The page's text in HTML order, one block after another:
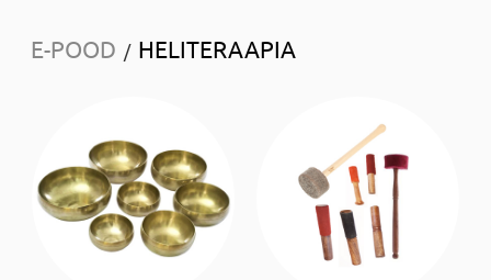
E-POOD / HELITERAAPIA